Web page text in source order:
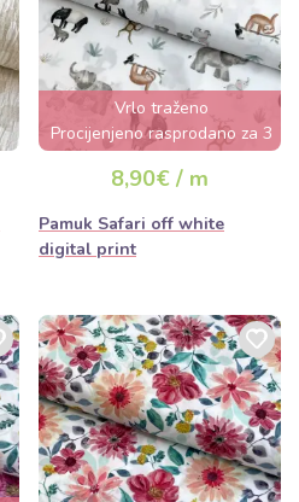
Vrlo traženo
Procijenjeno rasprodano za 3
dana
8,90€ / m
Pamuk Safari off white
digital print